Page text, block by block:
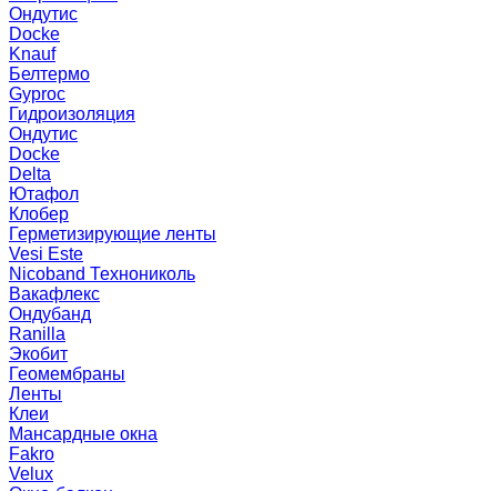
Ондутис
Docke
Knauf
Белтермо
Gyproc
Гидроизоляция
Ондутис
Docke
Delta
Ютафол
Клобер
Герметизирующие ленты
Vesi Este
Nicoband Технониколь
Вакафлекс
Ондубанд
Ranilla
Экобит
Геомембраны
Ленты
Клеи
Мансардные окна
Fakro
Velux